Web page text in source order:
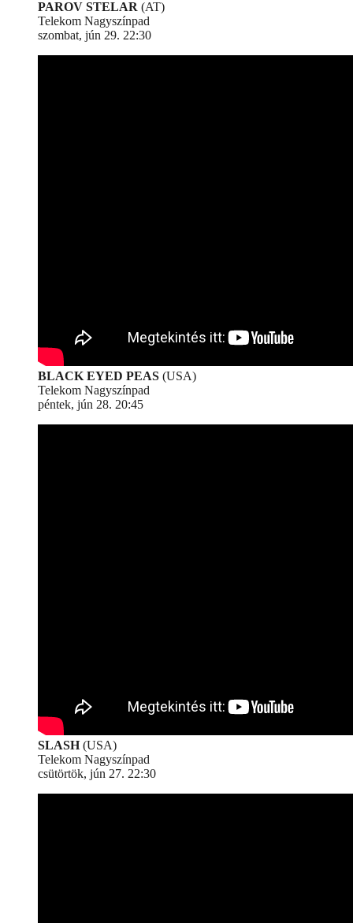
PAROV STELAR (AT)
Telekom Nagyszínpad
szombat, jún 29. 22:30
BLACK EYED PEAS (USA)
Telekom Nagyszínpad
péntek, jún 28. 20:45
SLASH(USA)
Telekom Nagyszínpad
csütörtök, jún 27. 22:30